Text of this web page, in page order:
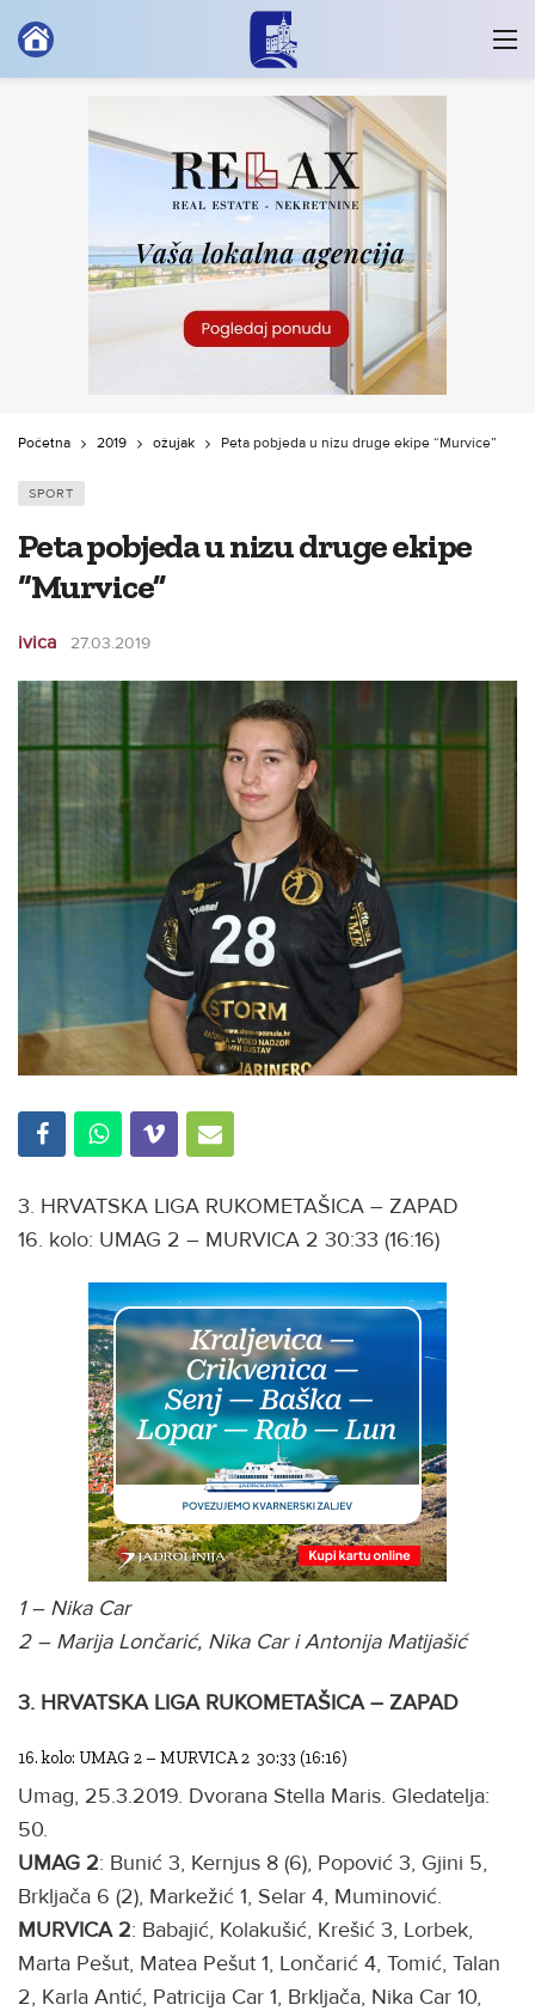
Početna 2019 ožujak Peta pobjeda u nizu druge ekipe “Murvice”
SPORT
Peta pobjeda u nizu druge ekipe
“Murvice”
ivica 27.03.2019
3. HRVATSKA LIGA RUKOMETAŠICA – ZAPAD
16. kolo: UMAG 2 – MURVICA 2 30:33 (16:16)
1 – Nika Car
2 – Marija Lončarić, Nika Car i Antonija Matijašić
3. HRVATSKA LIGA RUKOMETAŠICA – ZAPAD
16. kolo: UMAG 2 – MURVICA 2 30:33 (16:16)
Umag, 25.3.2019. Dvorana Stella Maris. Gledatelja:
50.
UMAG 2: Bunić 3, Kernjus 8 (6), Popović 3, Gjini 5,
Brkljača 6 (2), Markežić 1, Selar 4, Muminović.
MURVICA 2: Babajić, Kolakušić, Krešić 3, Lorbek,
Marta Pešut, Matea Pešut 1, Lončarić 4, Tomić, Talan
2, Karla Antić, Patricija Car 1, Brkljača, Nika Car 10,